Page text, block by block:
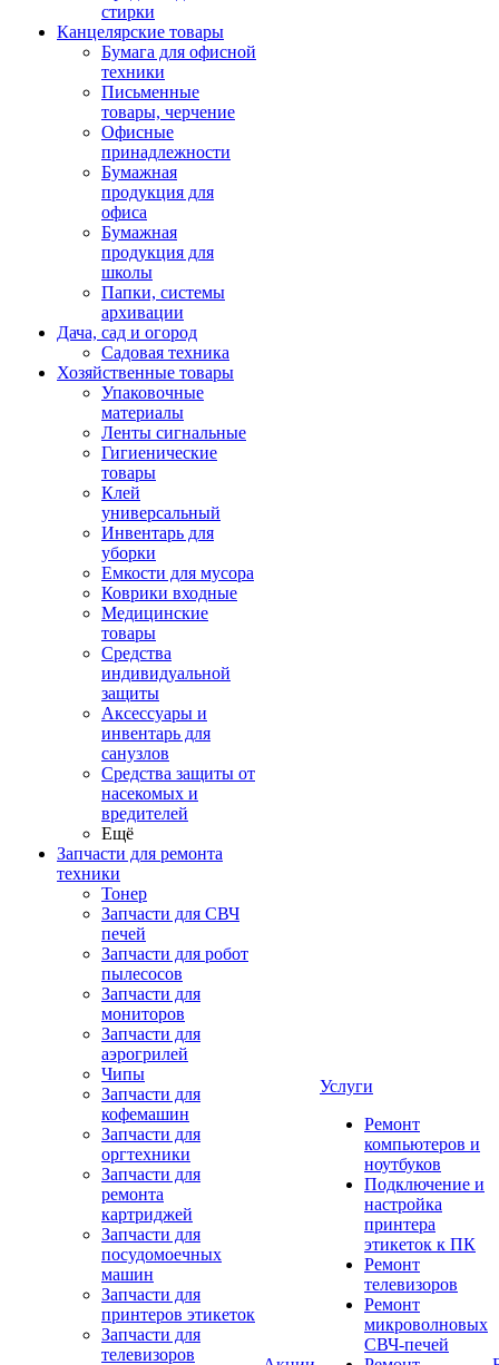
стирки
Канцелярские товары
Бумага для офисной
техники
Письменные
товары, черчение
Офисные
принадлежности
Бумажная
продукция для
офиса
Бумажная
продукция для
школы
Папки, системы
архивации
Дача, сад и огород
Садовая техника
Хозяйственные товары
Упаковочные
материалы
Ленты сигнальные
Гигиенические
товары
Клей
универсальный
Инвентарь для
уборки
Емкости для мусора
Коврики входные
Медицинские
товары
Средства
индивидуальной
защиты
Аксессуары и
инвентарь для
санузлов
Средства защиты от
насекомых и
вредителей
Ещё
Запчасти для ремонта
техники
Тонер
Запчасти для СВЧ
печей
Запчасти для робот
пылесосов
Запчасти для
мониторов
Запчасти для
аэрогрилей
Чипы
Запчасти для
кофемашин
Запчасти для
оргтехники
Запчасти для
ремонта
картриджей
Запчасти для
посудомоечных
машин
Запчасти для
принтеров этикеток
Запчасти для
телевизоров
Услуги
Ремонт
компьютеров и
ноутбуков
Подключение и
настройка
принтера
этикеток к ПК
Ремонт
телевизоров
Ремонт
микроволновых
СВЧ-печей